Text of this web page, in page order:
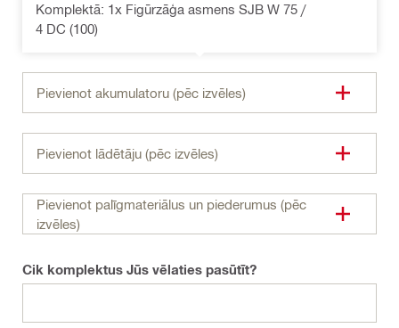
Komplektā: 1x Figūrzāģa asmens SJB W 75 /
4 DC (100)
Pievienot akumulatoru (pēc izvēles)
Pievienot lādētāju (pēc izvēles)
Pievienot palīgmateriālus un piederumus (pēc
izvēles)
Cik komplektus Jūs vēlaties pasūtīt?